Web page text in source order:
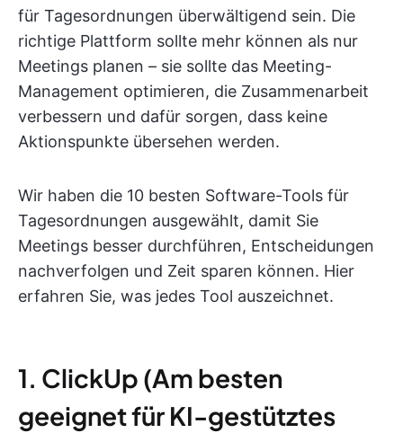
für Tagesordnungen überwältigend sein. Die
richtige Plattform sollte mehr können als nur
Meetings planen – sie sollte das Meeting-
Management optimieren, die Zusammenarbeit
verbessern und dafür sorgen, dass keine
Aktionspunkte übersehen werden.
Wir haben die 10 besten Software-Tools für
Tagesordnungen ausgewählt, damit Sie
Meetings besser durchführen, Entscheidungen
nachverfolgen und Zeit sparen können. Hier
erfahren Sie, was jedes Tool auszeichnet.
1. ClickUp (Am besten
geeignet für KI-gestütztes